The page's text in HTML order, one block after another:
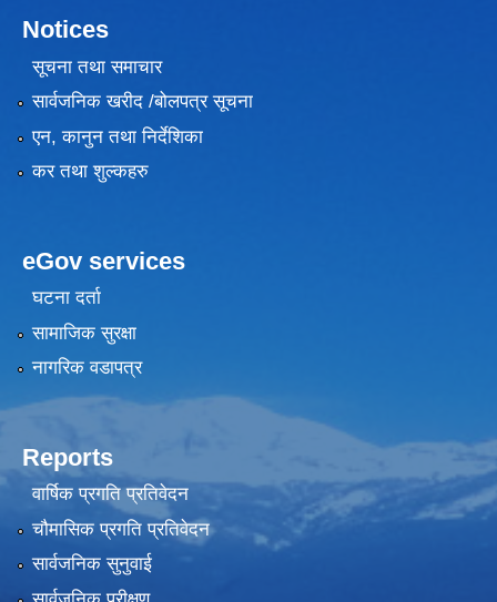
Notices
सूचना तथा समाचार
सार्वजनिक खरीद /बोलपत्र सूचना
एन, कानुन तथा निर्देशिका
कर तथा शुल्कहरु
eGov services
घटना दर्ता
सामाजिक सुरक्षा
नागरिक वडापत्र
Reports
वार्षिक प्रगति प्रतिवेदन
चौमासिक प्रगति प्रतिवेदन
सार्वजनिक सुनुवाई